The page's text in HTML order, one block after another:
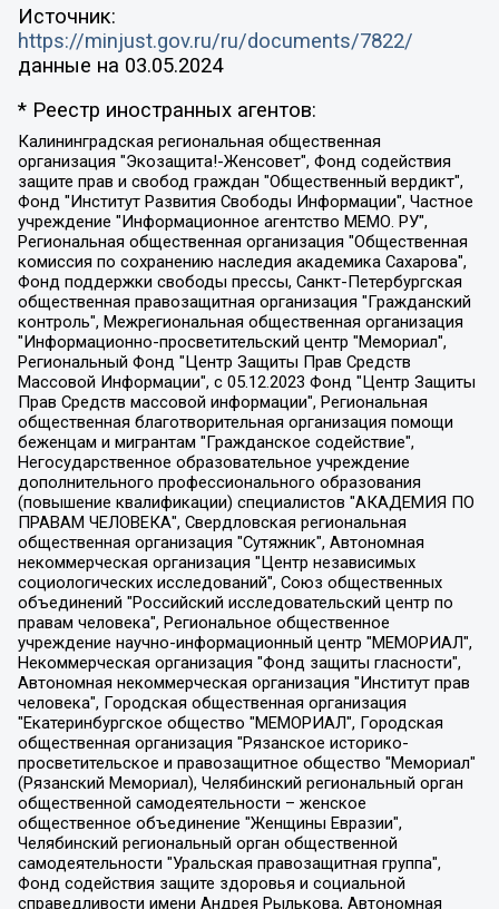
Источник:
https://minjust.gov.ru/ru/documents/7822/
данные на 03.05.2024
* Реестр иностранных агентов:
Калининградская региональная общественная организация "Экозащита!-Женсовет", Фонд содействия защите прав и свобод граждан "Общественный вердикт", Фонд "Институт Развития Свободы Информации", Частное учреждение "Информационное агентство МЕМО. РУ", Региональная общественная организация "Общественная комиссия по сохранению наследия академика Сахарова", Фонд поддержки свободы прессы, Санкт-Петербургская общественная правозащитная организация "Гражданский контроль", Межрегиональная общественная организация "Информационно-просветительский центр "Мемориал", Региональный Фонд "Центр Защиты Прав Средств Массовой Информации", с 05.12.2023 Фонд "Центр Защиты Прав Средств массовой информации", Региональная общественная благотворительная организация помощи беженцам и мигрантам "Гражданское содействие", Негосударственное образовательное учреждение дополнительного профессионального образования (повышение квалификации) специалистов "АКАДЕМИЯ ПО ПРАВАМ ЧЕЛОВЕКА", Свердловская региональная общественная организация "Сутяжник", Автономная некоммерческая организация "Центр независимых социологических исследований", Союз общественных объединений "Российский исследовательский центр по правам человека", Региональное общественное учреждение научно-информационный центр "МЕМОРИАЛ", Некоммерческая организация "Фонд защиты гласности", Автономная некоммерческая организация "Институт прав человека", Городская общественная организация "Екатеринбургское общество "МЕМОРИАЛ", Городская общественная организация "Рязанское историко-просветительское и правозащитное общество "Мемориал" (Рязанский Мемориал), Челябинский региональный орган общественной самодеятельности – женское общественное объединение "Женщины Евразии", Челябинский региональный орган общественной самодеятельности "Уральская правозащитная группа", Фонд содействия защите здоровья и социальной справедливости имени Андрея Рылькова, Автономная Некоммерческая Организация "Аналитический Центр Юрия Левады", Автономная некоммерческая организация социальной поддержки населения "Проект Апрель", Региональная общественная организация помощи женщинам и детям, находящимся в кризисной ситуации "Информационно-методический центр "Анна", Фонд содействия развитию массовых коммуникаций и правовому просвещению "Так-так-Так", Фонд содействия устойчивому развитию "Серебряная тайга", Свердловский региональный общественный фонд социальных проектов "Новое время", "Idel.Реалии", Кавказ.Реалии, Крым.Реалии, Телеканал Настоящее Время, Татаро-башкирская служба Радио Свобода (Azatliq Radiosi), Радио Свободная Европа/Радио Свобода (PCE/PC), "Сибирь.Реалии", "Фактограф", Благотворительный фонд помощи осужденным и их семьям, Автономная некоммерческая организация "Институт глобализации и социальных движений", Фонд "В защиту прав заключенных", Частное учреждение "Центр поддержки и содействия развитию средств массовой информации", Пензенский региональный общественный благотворительный фонд "Гражданский союз", "Север.Реалии", Некоммерческая организация Фонд "Правовая инициатива", Общество с ограниченной ответственностью "Радио Свободная Европа/Радио Свобода", Чешское информационное агентство "MEDIUM-ORIENT", Красноярская региональная общественная организация "Мы против СПИДа", Камалягин Денис Николаевич, Маркелов Сергей Евгеньевич, Пономарев Лев Александрович, Савицкая Людмила Алексеевна, Автономная некоммерческая организация "Центр по работе с проблемой насилия "НАСИЛИЮ.НЕТ", Межрегиональный профессиональный союз работников здравоохранения "Альянс врачей", Юридическое лицо, зарегистрированное в Латвийской Республике, SIA "Medusa Project" (регистрационный номер 40103797863, дата регистрации 10.06.2014), Некоммерческая организация "Фонд по борьбе с коррупцией", Автономная некоммерческая организация "Институт права и публичной политики", Баданин Роман Сергеевич, Гликин Максим Александрович, Железнова Мария Михайловна, Лукьянова Юлия Сергеевна, Маетная Елизавета Витальевна, Маняхин Петр Борисович, Чуракова Ольга Владимировна, Ярош Юлия Петровна, Юридическое лицо "The Insider SIA", зарегистрированное в Риге, Латвийская Республика (дата регистрации 26.06.2015), являющееся администратором доменного имени интернет-издания "The Insider SIA", https://theins.ru, Постернак Алексей Евгеньевич, Рубин Михаил Аркадьевич, Анин Роман Александрович, Юридическое лицо Istories fonds, зарегистрированное в Латвийской Республике (регистрационный номер 50008295751, дата регистрации 24.02.2020), Великовский Дмитрий Александрович, Долинина Ирина Николаевна, Мароховская Алеся Алексеевна, Шлейнов Роман Юрьевич, Шмагун Олеся Валентиновна, Общество с ограниченной ответственностью "Альтаир 2021", Общество с ограниченной ответственностью "Вега 2021", Общество с ограниченной ответственностью "Главный редактор 2021", Общество с ограниченной ответственностью "Ромашки монолит", Важенков Артем Валерьевич, Ивановская областная общественная организация "Центр гендерных исследований", Гурман Юрий Альбертович, Медиапроект "ОВД-Инфо", Егоров Владимир Владимирович, Жилинский Владимир Александрович, Общество с ограниченной ответственностью "ЗП", Иванова София Юрьевна, Карезина Инна Павловна, Кильтау Екатерина Викторовна, Петров Алексей Викторович, Пискунов Сергей Евгеньевич, Смирнов Сергей Сергеевич, Тихонов Михаил Сергеевич, Общество с ограниченной ответственностью "ЖУРНАЛИСТ-ИНОСТРАННЫЙ АГЕНТ", Арапова Галина Юрьевна, Вольтская Татьяна Анатольевна, Американская компания "Mason G.E.S. Anonymous Foundation" (США), являющаяся владельцем интернет-издания https://mnews.world/, Компания "Stichting Bellingcat", зарегистрированная в Нидерландах (дата регистрации 11.07.2018), Захаров Андрей Вячеславович, Клепиковская Екатерина Дмитриевна, Общество с ограниченной ответственностью "МЕМО", Перл Роман Александрович, Симонов Евгений Алексеевич, Соловьева Елена Анатольевна, Сотников Даниил Владимирович, Сурначева Елизавета Дмитриевна, Автономная некоммерческая организация по защите прав человека и информированию населения "Якутия – Наше Мнение", Общество с ограниченной ответственностью "Москоу диджитал медиа", с 26.01.2023 Общество с ограниченной ответственностью "Чайка Белые сады", Ветошкина Валерия Валерьевна, Заговора Максим Александрович, Межрегиональное общественное движение "Российская ЛГБТ - сеть", Оленичев Максим Владимирович, Павлов Иван Юрьевич, Скворцова Елена Сергеевна, Общество с ограниченной ответственностью "Как бы инагент", Кочетков Игорь Викторович, Общество с ограниченной ответственностью "Честные выборы", Еланчик Олег Александрович, Общество с ограниченной ответственностью "Нобелевский призыв", Гималова Регина Эмилевна, Григорьев Андрей Валерьевич, Григорьева Алина Александровна, Ассоциация по содействию защите прав призывников, альтернативнослужащих и военнослужащих "Правозащитная группа "Гражданин.Армия.Право", Хисамова Регина Фаритовна, Автономная некоммерческая организация по реализации социально-правовых программ "Лилит", Дальневосточное общественное движение "Маяк", Санкт-Петербургская ЛГБТ-инициативная группа "Выход", Инициативная группа ЛГБТ+ "Реверс", Алексеев Андрей Викторович, Бекбулатова Таисия Львовна, Беляев Иван Михайлович, Владыкина Елена Сергеевна, Гельман Марат Александрович, Никульшина Вероника Юрьевна, Толоконникова Надежда Андреевна, Шендерович Виктор Анатольевич, Общество с ограниченной ответственностью "Данное сообщение", Общество с ограниченной ответственностью Издательский дом "Новая глава", Айнбиндер Александра Александровна, Московский комьюнити-центр для ЛГБТ+инициатив, Благотворительный фонд развития филантропии, Deutsche Welle (Германия, Kurt-Schumacher-Strasse 3, 53113 Bonn), Борзунова Мария Михайловна, Воробьев Виктор Викторович, Голубева Анна Львовна, Константинова Алла Михайловна, Малкова Ирина Владимировна, Мурадов Мурад Абдулгалимович, Осетинская Елизавета Николаевна, Понасенков Евгений Николаевич, Ганапольский Матвей Юрьевич, Киселев Евгений Алексеевич, Борухович Ирина Григорьевна, Дремин Иван Тимофеевич, Дубровский Дмитрий Викторович, Красноярская региональная общественная организация поддержки и развития альтернативных образовательных технологий и межкультурных коммуникаций "ИНТЕРРА", Маяковская Екатерина Алексеевна, Фейгин Марк Захарович, Филимонов Андрей Викторович, Дзугкоева Регина Николаевна, Доброхотов Роман Александрович, Дудь Юрий Александрович, Елкин Сергей Владимирович, Кругликов Кирилл Игоревич, Сабунаева Мария Леонидовна, Семенов Алексей Владимирович, Шаинян Карен Багратович, Шульман Екатерина Михайловна, Асафьев Артур Валерьевич, Вахштайн Виктор Семенович, Венедиктов Алексей Алексеевич, Лушникова Екатерина Евгеньевна, Волков Леонид Михайлович, Невзоров Александр Глебович, Пархоменко Сергей Борисович, Сироткин Ярослав Николаевич, Кара-Мурза Владимир Владимирович, Баранова Наталья Владимировна, Гозман Леонид Яковлевич, Кагарлицкий Борис Юльевич, Климарев Михаил Валерьевич, Милов Владимир Станиславович, Автономная некоммерческая организация Краснодарский центр современного искусства "Типография", Моргенштерн Алишер Тагирович, Соболь Любовь Эдуардовна, Общество с ограниченной ответственностью "ЛИЗА НОРМ", Каспаров Гарри Кимович, Ходорковский Михаил Борисович, Общество с ограниченной ответственностью "Апрельские тезисы", Данилович Ирина Брониславовна, Кашин Олег Владимирович, Петров Николай Владимирович, Пивоваров Алексей Владимирович, Соколов Михаил Владимирович, Цветкова Юлия Владимировна, Чичваркин Евгений Александрович, Комитет против пыток/Команда против пыток, Общество с ограниченной ответственностью "Первый научный", Общество с ограниченной ответственностью "Вертолет и ко", Белоцерковская Вероника Борисовна, Кац Максим Евгеньевич, Лазарева Татьяна Юрьевна, Шаведдинов Руслан Табризович, Яшин Илья Валерьевич, Общество с ограниченной ответственностью "Иноагент ААВ", Алешковский Дмитрий Петрович, Альбац Евгения Марковна, Быков Дмитрий Львович, Галямина Юлия Евгеньевна, Лойко Сергей Леонидович, Мартынов Кирилл Константинович, Медведев Сергей Александрович, Крашенинников Федор Геннадиевич, Гордеева Катерина Вл